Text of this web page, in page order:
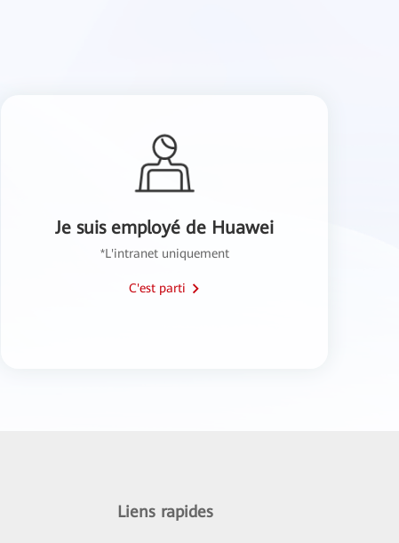
Je suis employé de Huawei
*L'intranet uniquement
C'est parti
Liens rapides